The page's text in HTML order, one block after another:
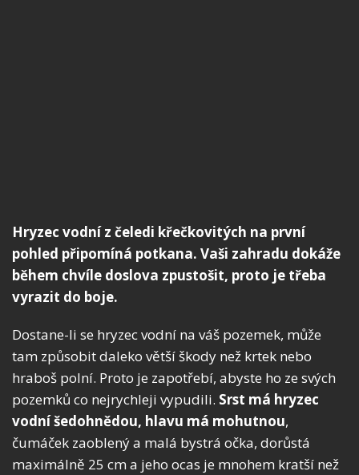
Hryzec vodní z čeledi křečkovitých na první
pohled připomíná potkana. Vaši zahradu dokáže
během chvíle doslova zpustošit, proto je třeba
vyrazit do boje.
Dostane-li se hryzec vodní na váš pozemek, může
tam způsobit daleko větší škody než krtek nebo
hraboš polní. Proto je zapotřebí, abyste ho ze svých
pozemků co nejrychleji vypudili. Srst má hryzec
vodní šedohnědou, hlavu má mohutnou,
čumáček zaoblený a malá bystrá očka, dorůstá
maximálně 25 cm a jeho ocas je mnohem kratší než